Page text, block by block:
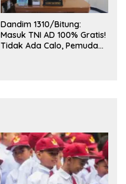
Dandim 1310/Bitung:
Masuk TNI AD 100% Gratis!
Tidak Ada Calo, Pemuda